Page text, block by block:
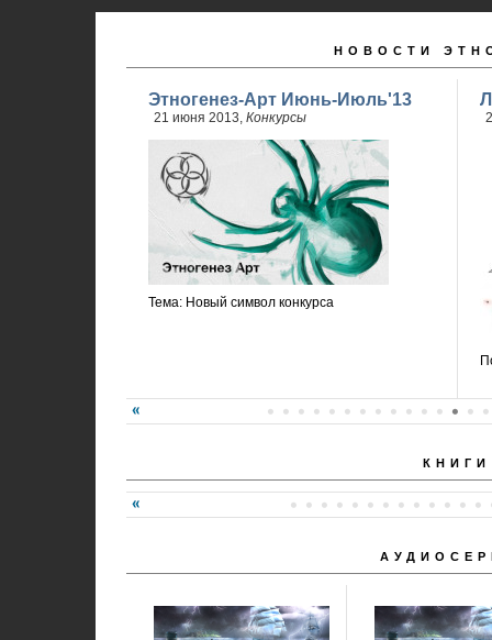
НОВОСТИ
Этногенез-Арт Июнь-Июль'13
21 июня 2013, Конкурсы
Тема: Новый символ конкурса
КНИГИ